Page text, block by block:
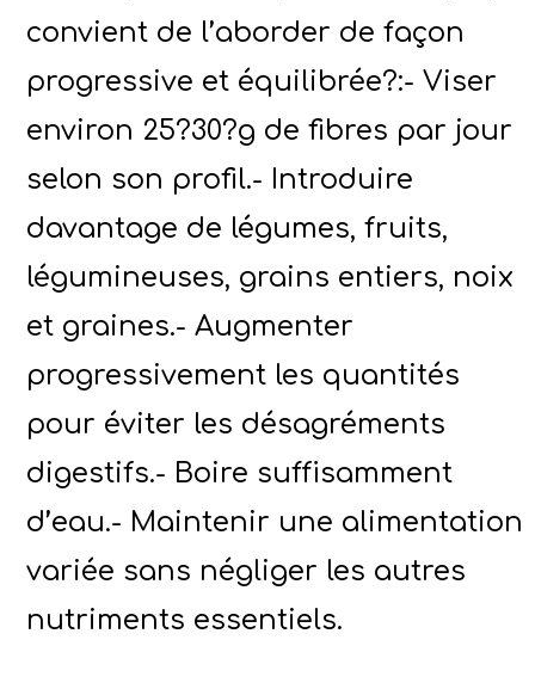
convient de l’aborder de façon
progressive et équilibrée?:- Viser
environ 25?30?g de fibres par jour
selon son profil.- Introduire
davantage de légumes, fruits,
légumineuses, grains entiers, noix
et graines.- Augmenter
progressivement les quantités
pour éviter les désagréments
digestifs.- Boire suffisamment
d’eau.- Maintenir une alimentation
variée sans négliger les autres
nutriments essentiels.